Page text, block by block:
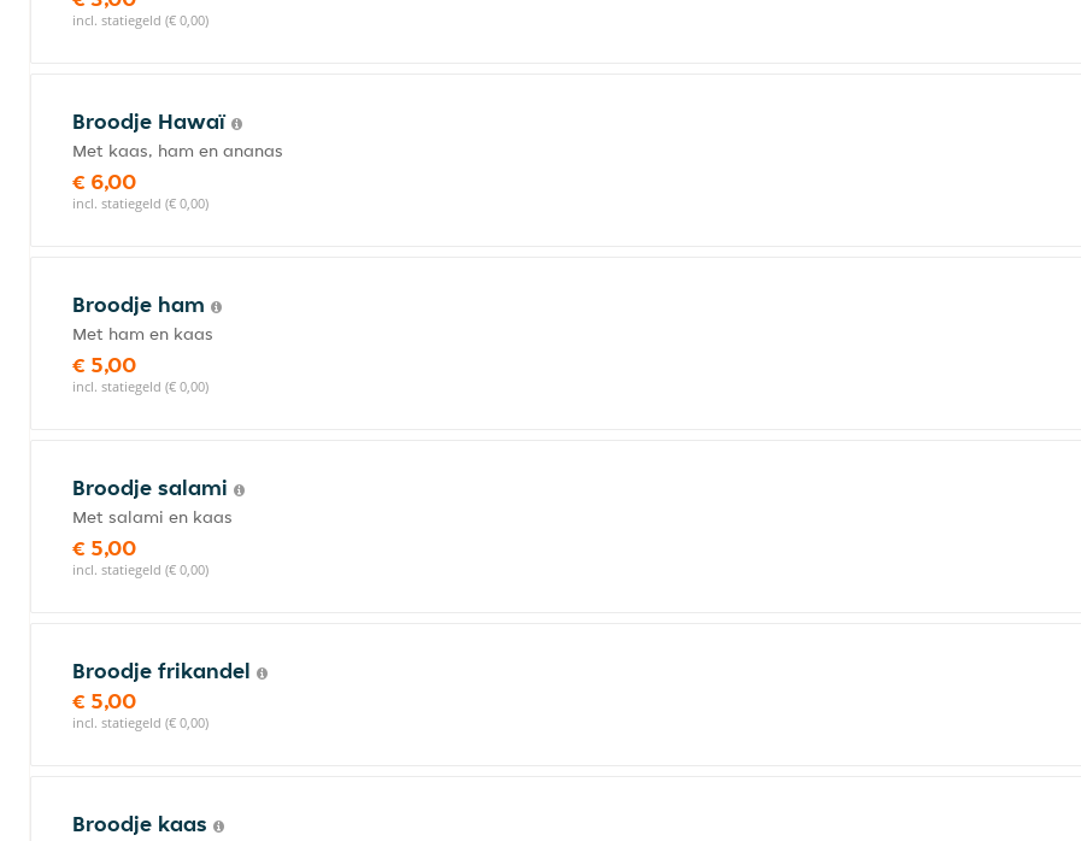
incl. statiegeld (€ 0,00)
Broodje Hawaï
Met kaas, ham en ananas
€ 6,00
incl. statiegeld (€ 0,00)
Broodje ham
Met ham en kaas
€ 5,00
incl. statiegeld (€ 0,00)
Broodje salami
Met salami en kaas
€ 5,00
incl. statiegeld (€ 0,00)
Broodje frikandel
€ 5,00
incl. statiegeld (€ 0,00)
Broodje kaas